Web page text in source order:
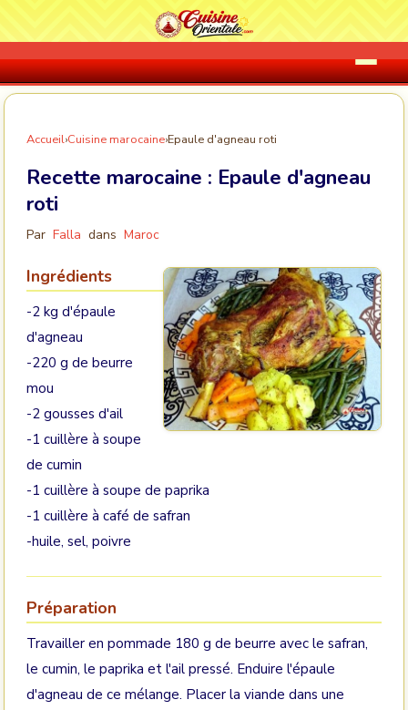
Accueil›Cuisine marocaine›Epaule d'agneau roti
Recette marocaine : Epaule d'agneau
roti
Par Falla dans Maroc
Ingrédients
-2 kg d'épaule
d'agneau
-220 g de beurre
mou
-2 gousses d'ail
-1 cuillère à soupe
de cumin
-1 cuillère à soupe de paprika
-1 cuillère à café de safran
-huile, sel, poivre
Préparation
Travailler en pommade 180 g de beurre avec le safran,
le cumin, le paprika et l'ail pressé. Enduire l'épaule
d'agneau de ce mélange. Placer la viande dans une